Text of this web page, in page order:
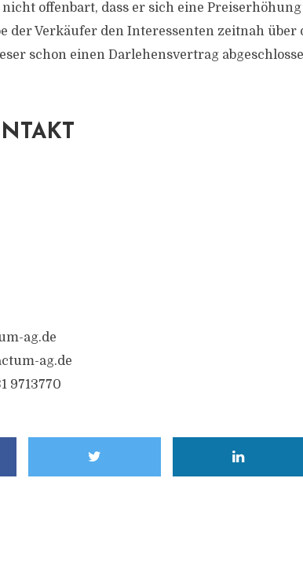
offenbart, dass er sich eine
der Verkäufer den Interessenten zeitnah über
schon einen Darlehensvertrag
ag.de
ag.de
9713770